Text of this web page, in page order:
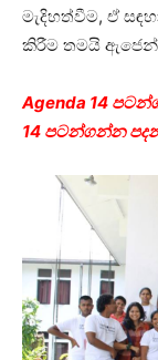
මැදිහත්වීම, ඒ
කිරීම තමයි
Agenda 14
14 පටන්ගන්න